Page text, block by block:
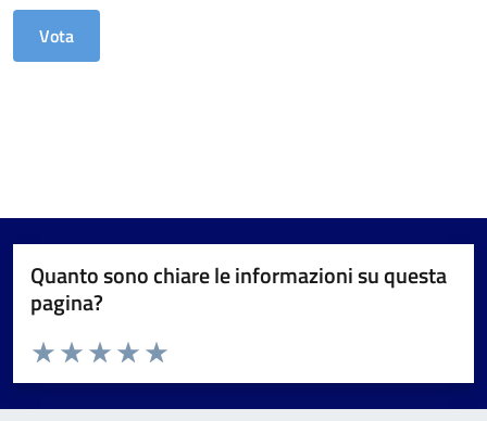
Quanto sono chiare le informazioni su questa
pagina?
Valuta da 1 a 5 stelle la pagina
Valuta 5 stelle su 5
Valuta 4 stelle su 5
Valuta 3 stelle su 5
Valuta 2 stelle su 5
Valuta 1 stelle su 5